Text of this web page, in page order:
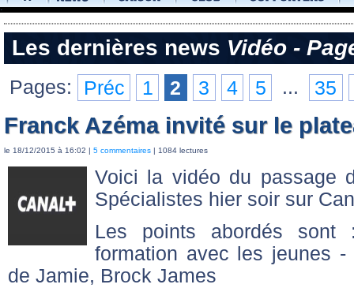
.
Les dernières news Vidéo -
Pages: Préc 1 2 3 4 5 ... 35
Franck Azéma invité sur le
le 18/12/2015 à 16:02 | 5 commentaires | 1084 lectures
Voici la vidéo du passage
Spécialistes hier soir sur
Les points abordés
formation avec les jeunes
de Jamie, Brock James